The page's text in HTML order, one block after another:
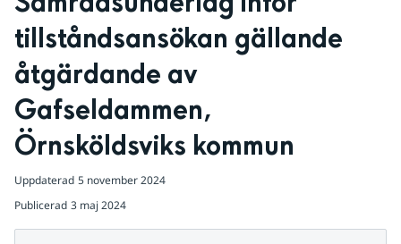
tillståndsansökan gällande
åtgärdande av
Gafseldammen,
Örnsköldsviks kommun
Uppdaterad 5 november 2024
Publicerad 3 maj 2024